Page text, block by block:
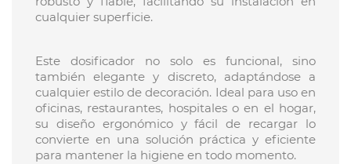
cualquier superficie.
Este dosificador no solo es funcional, sino
también elegante y discreto, adaptándose a
cualquier estilo de decoración. Ideal para uso en
oficinas, restaurantes, hospitales o en el hogar,
su diseño ergonómico y fácil de recargar lo
convierte en una solución práctica y eficiente
para mantener la higiene en todo momento.